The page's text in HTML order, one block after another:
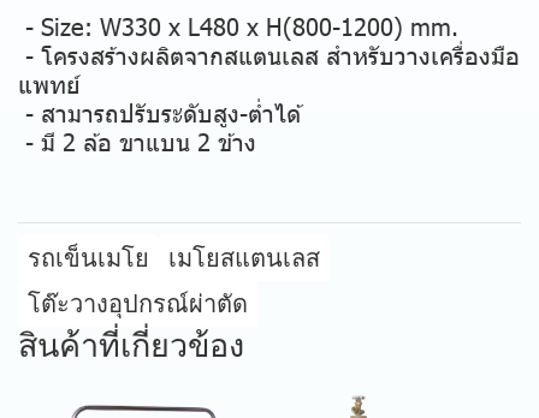
- Size: W330 x L480 x H(800-1200) mm.
- โครงสร้างผลิตจากสแตนเลส สำหรับวางเครื่องมือ
แพทย์
- สามารถปรับระดับสูง-ต่ำได้
- มี 2 ล้อ ขาแบน 2 ข้าง
รถเข็นเมโย
เมโยสแตนเลส
โต๊ะวางอุปกรณ์ผ่าตัด
สินค้าที่เกี่ยวข้อง